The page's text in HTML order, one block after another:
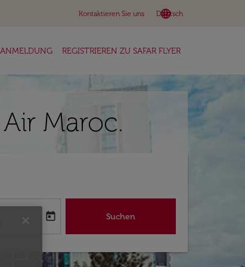
Kontaktieren Sie uns language
Deutsch
keyboard_arrow_down
ANMELDUNG REGISTRIEREN ZU SAFAR FLYER
Maroc.
return-date-aria-label
today Suchen